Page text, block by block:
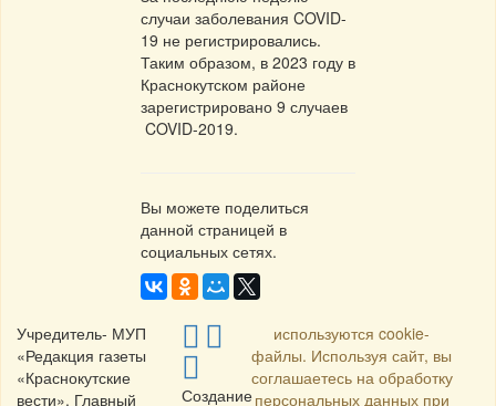
случаи заболевания COVID-
19 не регистрировались.
Таким образом, в 2023 году в
Краснокутском районе
зарегистрировано 9 случаев
COVID-2019.
Вы можете поделиться
данной страницей в
социальных сетях.
Учредитель- МУП
«Редакция газеты
«Краснокутские
вести». Главный
Создание
используются cookie-
файлы. Используя сайт, вы
соглашаетесь на обработку
персональных данных при